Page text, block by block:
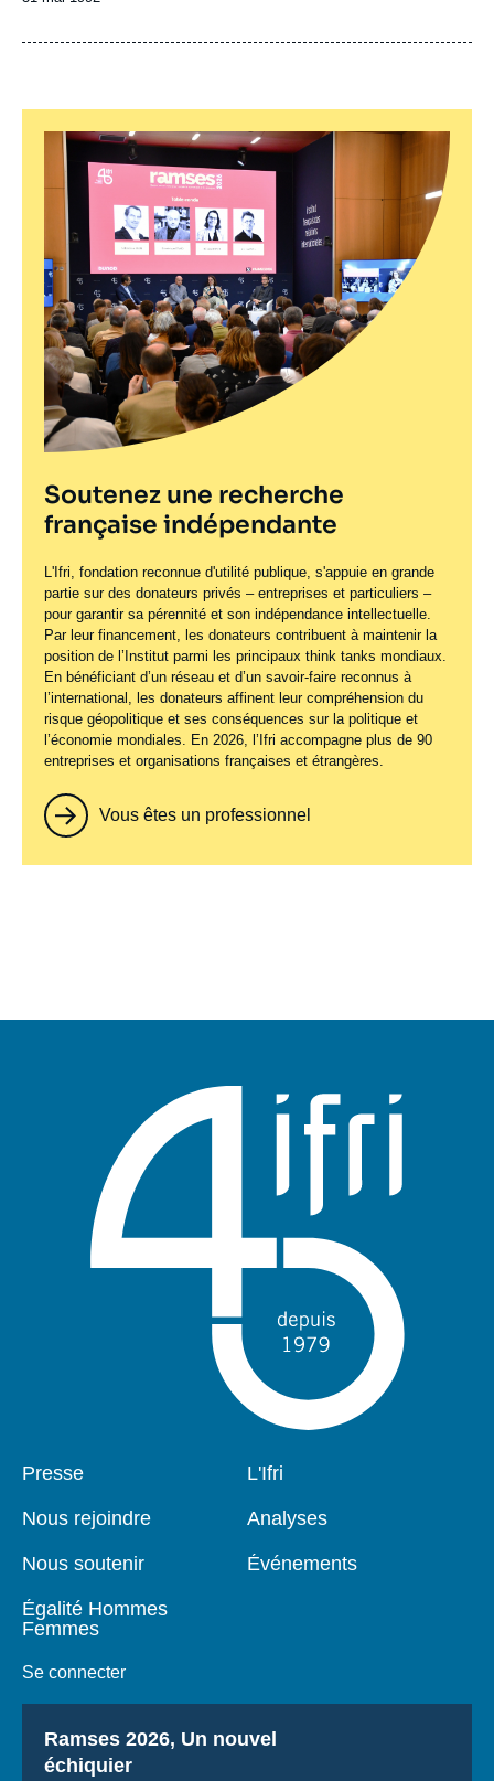
publication
Soutenez une recherche
française indépendante
L'Ifri, fondation reconnue d'utilité publique, s'appuie en grande
partie sur des donateurs privés – entreprises et particuliers –
pour garantir sa pérennité et son indépendance intellectuelle.
Par leur financement, les donateurs contribuent à maintenir la
position de l’Institut parmi les principaux think tanks mondiaux.
En bénéficiant d’un réseau et d’un savoir-faire reconnus à
l’international, les donateurs affinent leur compréhension du
risque géopolitique et ses conséquences sur la politique et
l’économie mondiales. En 2026, l’Ifri accompagne plus de 90
entreprises et organisations françaises et étrangères.
Vous êtes un professionnel
Pied
Presse
Nous rejoindre
Nous soutenir
Égalité Hommes
Femmes
Se connecter
Navigation
L'Ifri
Analyses
Événements
Titre
Ramses 2026, Un nouvel
échiquier